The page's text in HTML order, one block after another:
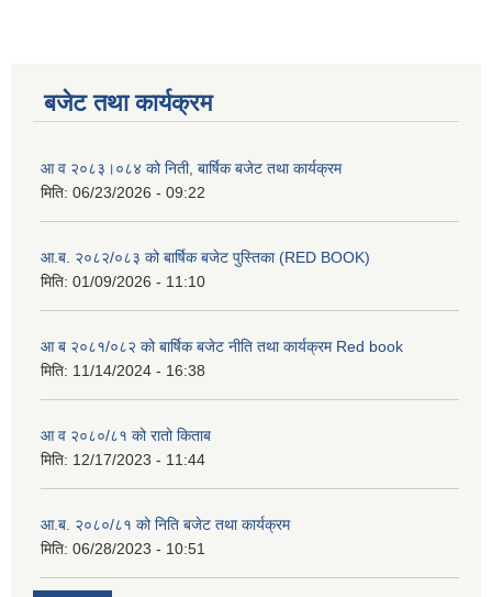
बजेट तथा कार्यक्रम
आ व २०८३।०८४ को निती, बार्षिक बजेट तथा कार्यक्रम
मिति: 06/23/2026 - 09:22
आ.ब. २०८२/०८३ को बार्षिक बजेट पुस्तिका (RED BOOK)
मिति: 01/09/2026 - 11:10
आ ब २०८१/०८२ को बार्षिक बजेट नीति तथा कार्यक्रम Red book
मिति: 11/14/2024 - 16:38
आ व २०८०/८१ को रातो किताब
मिति: 12/17/2023 - 11:44
आ.ब. २०८०/८१ को निति बजेट तथा कार्यक्रम
मिति: 06/28/2023 - 10:51